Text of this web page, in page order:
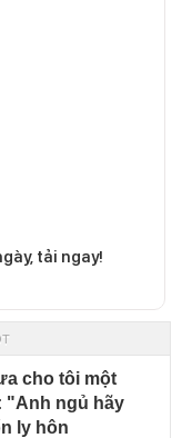
tải ngay!
cho tôi một
"Anh ngủ hãy
ly hôn